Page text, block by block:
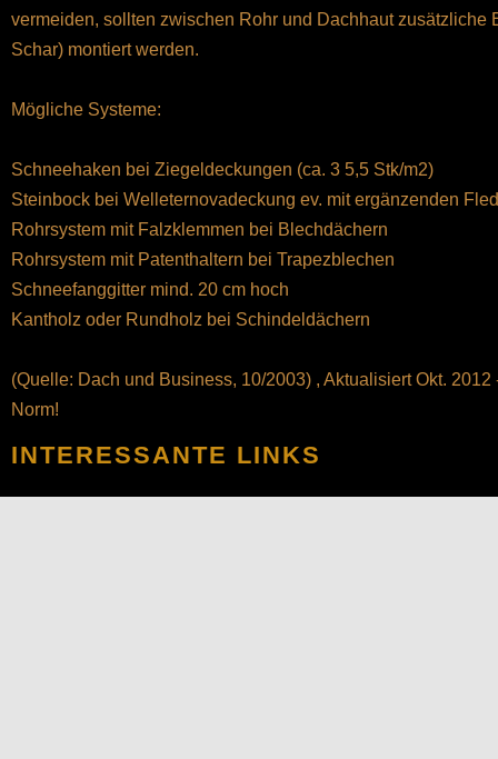
vermeiden, sollten zwischen Rohr und Dachhaut zusätzliche
Schar) montiert werden.
Mögliche Systeme:
Schneehaken bei Ziegeldeckungen (ca. 3 5,5 Stk/m2)
Steinbock bei Welleternovadeckung ev. mit ergänzenden
Rohrsystem mit Falzklemmen bei Blechdächern
Rohrsystem mit Patenthaltern bei Trapezblechen
Schneefanggitter mind. 20 cm hoch
Kantholz oder Rundholz bei Schindeldächern
(Quelle: Dach und Business, 10/2003) , Aktualisiert Okt.
Norm!
INTERESSANTE LINKS